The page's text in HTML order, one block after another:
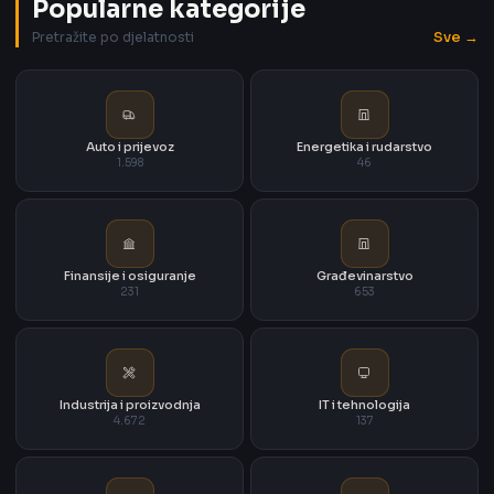
Popularne kategorije
Pretražite po djelatnosti Sve →
Auto i prijevoz
1.598
Energetika i rudarstvo
46
Finansije i osiguranje
231
Građevinarstvo
653
Industrija i proizvodnja
4.672
IT i tehnologija
137